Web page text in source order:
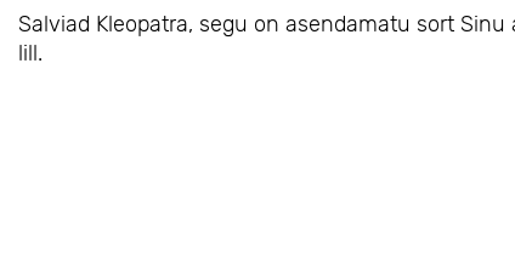
Salviad Kleopatra, segu on asendamatu sort
lill.